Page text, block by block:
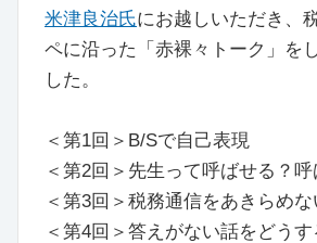
米津良治氏にお越しいただき、
ペに沿った「赤裸々トーク」を
した。
＜第1回＞B/Sで自己表現
＜第2回＞先生って呼ばせる？呼
＜第3回＞税務通信をあきらめな
＜第4回＞答えがない話をどう